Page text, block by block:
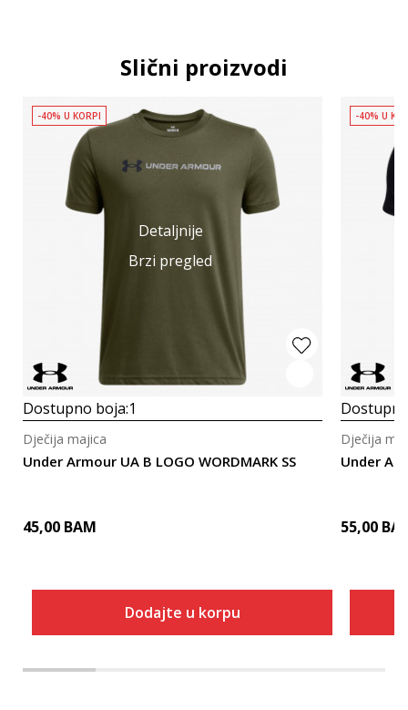
Slični proizvodi
Detaljnije
Brzi pregled
-40% U KORPI
Dostupno boja:1
Under Armour UA B LOGO WORDMARK SS
Dječija majica
45,00 BAM
Dodajte u korpu
-40% U
Under
Dječija
55,00